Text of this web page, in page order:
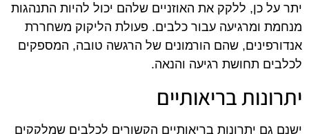
יתר על כן, ללקק את האוזניים שלהם יכול להיות התנהגות
מנחמת ומרגיעה עבור כלבים. פעולת הליקוק משחררת
אנדורפינים, שהם הורמונים של הרגשה טובה, המספקים
לכלבים תחושת רגיעה והנאה.
יתרונות בריאותיים
ישנם גם יתרונות בריאותיים הקשורים לכלבים שמלקקים